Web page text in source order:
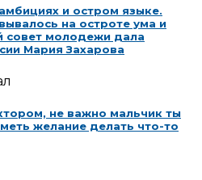
и остром языке.
на остроте ума и
совет молодежи дала
Мария Захарова
не важно мальчик ты
желание делать что-то